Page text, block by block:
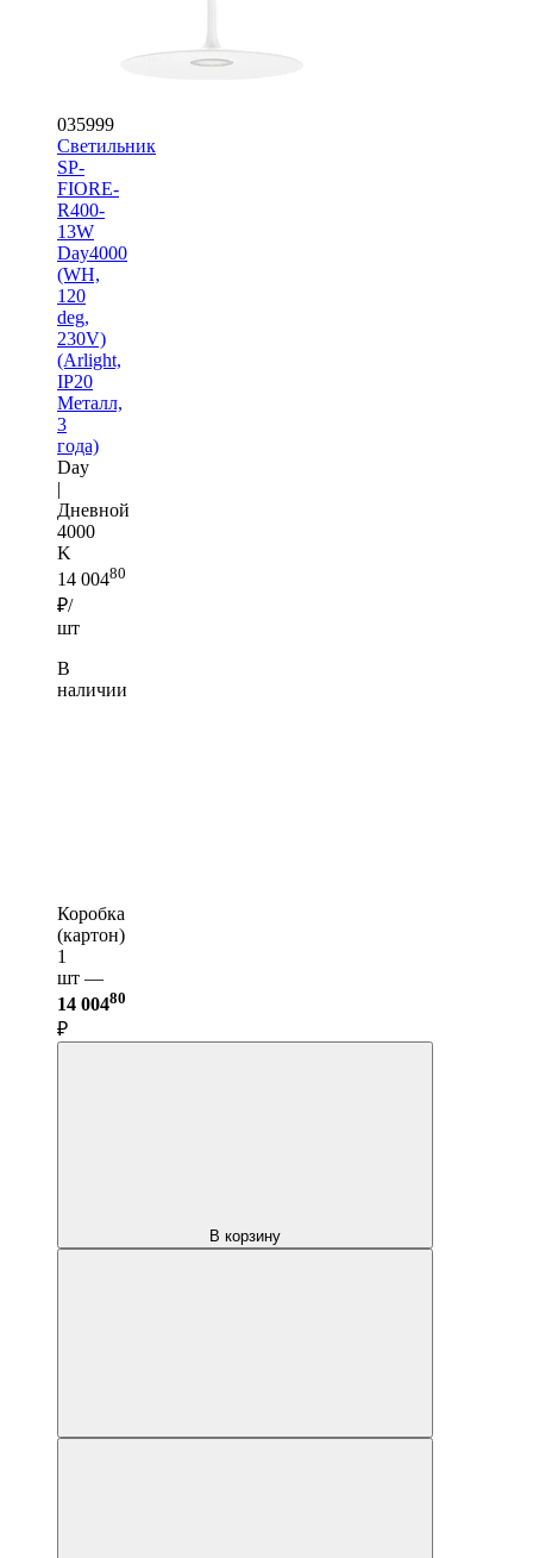
035999
Светильник
SP-
FIORE-
R400-
13W
Day4000
(WH,
120
deg,
230V)
(Arlight,
IP20
Металл,
3
года)
Day
|
Дневной
4000
K
14 00480
₽/
шт
В
наличии
Коробка
(картон)
1
шт —
14 00480
₽
В корзину